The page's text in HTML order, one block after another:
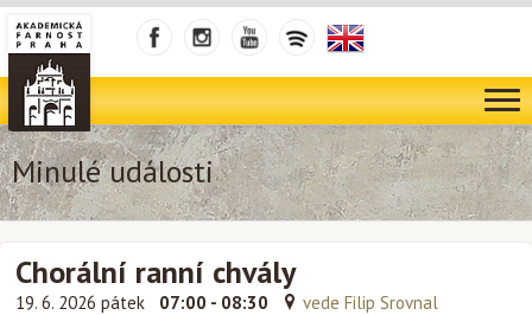
Minulé události
Chorální ranní chvály
19. 6. 2026 pátek 07:00 - 08:30 vede Filip Srovnal